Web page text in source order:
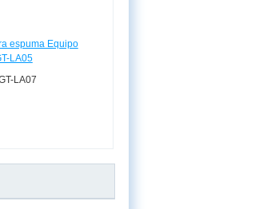
espuma Equipo
LA05
LA07